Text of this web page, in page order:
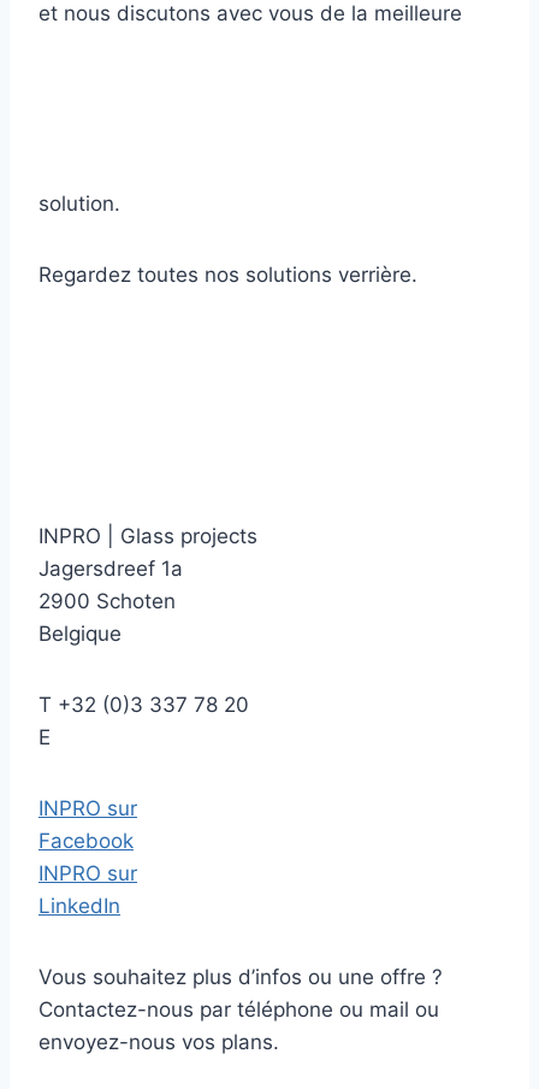
et nous discutons avec vous de la meilleure
solution.
Regardez toutes nos solutions verrière.
INPRO
Glass projects
Jagersdreef 1a
2900 Schoten
Belgique
T +32 (0)3 337 78 20
E
INPRO sur
Facebook
INPRO sur
LinkedIn
Vous souhaitez plus d’infos ou une offre ?
Contactez-nous par téléphone ou mail ou
envoyez-nous vos plans.